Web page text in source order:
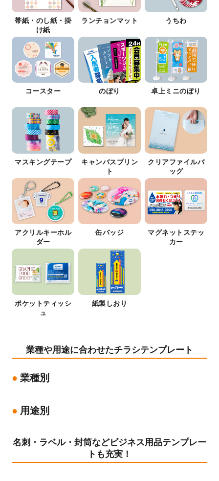
帯紙・のし紙・掛
け紙
ランチョンマット うちわ
コースター のぼり 卓上ミニのぼり
マスキングテープ
キャンバスプリン
ト
クリアファイルバ
ッグ
アクリルキーホル
ダー
缶バッジ
マグネットステッ
カー
ポケットティッシ
ュ
紙製しおり
業種や用途に合わせたチラシテンプレート
業種別
用途別
名刺・ラベル・封筒などビジネス用品テンプレー
トも充実！